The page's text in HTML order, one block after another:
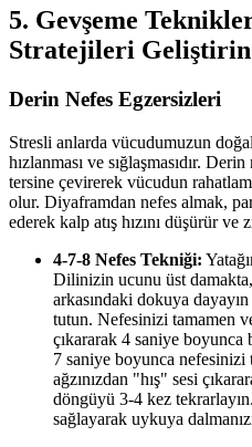
5. Gevşeme
Stratejileri Geliştirin
Derin Nefes Egzersizleri
Stresli anlarda vücudumuzun
hızlanması ve sığlaşmasıdır.
tersine çevirerek vücudun
olur. Diyaframdan nefes almak,
ederek kalp atış hızını düşürür ve
4-7-8 Nefes Tekniği:
Dilinizin ucunu üst
arkasındaki dokuya
tutun. Nefesinizi tamamen
çıkararak 4 saniye boyunca
7 saniye boyunca
ağzınızdan "hış" sesi
döngüyü 3-4 kez
sağlayarak uykuya